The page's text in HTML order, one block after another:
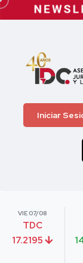
Iniciar
VIE 07/08
TDC
17.2195